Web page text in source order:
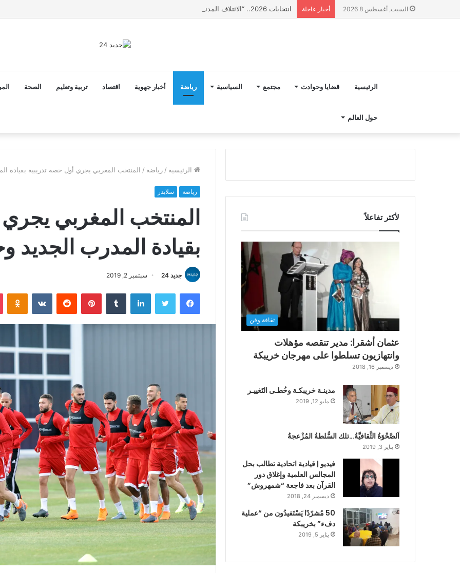
السبت, أغسطس 8 2026 أخبار عاجلة انتخابات 2026.. “الائتلاف المدني من أجل الجبل” يرفع عشرة مطالب أمام الأحزاب لإنصاف المناطق الجبلية
الرئيسية قضايا وحوادث مجتمع السياسية رياضة أخبار جهوية اقتصاد تربية وتعليم الصحة
حول العالم
الرئيسية / رياضة / المنتخب المغربي يجري أول حصة تدريبية بقيادة
رياضة سلايدر
المنتخب المغربي
بقيادة المدرب الجديد
جديد 24 سبتمبر 2, 2019
فيسبوك تويتر لينكدإن بينتيريست
لأكثر تفاعلاً
ثقافة وفن
عثمان أشقرا: مدير تنقصه مؤهلات
وانتهازيون تسلطوا على مهرجان خريبكة
ديسمبر 16, 2018
مدينـة خريبكـة وخُطـى التَغييـر
مايو 12, 2019
اَلصَّحْوَةُ الثَّقافيَّةُ…تلك السُّلطةُ المُزْعجةُ
يناير 3, 2019
فيديو | قيادية اتحادية تطالب بحل
المجالس العلمية وإغلاق دور
القرآن بعد فاجعة “شمهروش”
ديسمبر 24, 2018
50 مُشرّدًا يَسْتَفيدُون من “عملية
دفء” بخريبكة
يناير 5, 2019